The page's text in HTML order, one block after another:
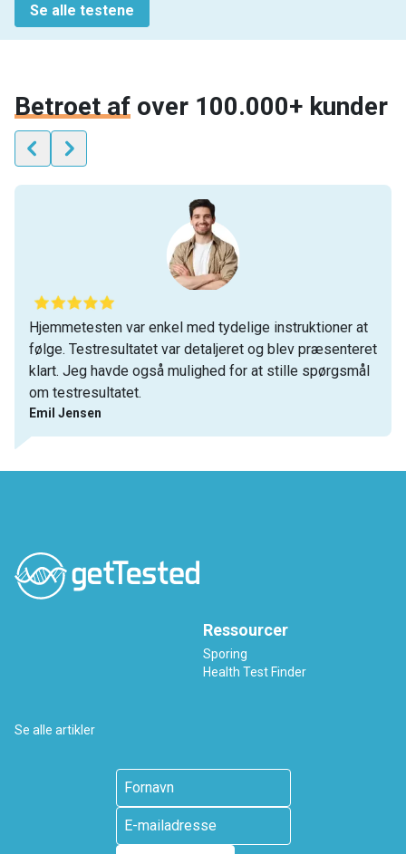
Se alle testene
Betroet af over 100.000+ kunder
Hjemmetesten var enkel med tydelige instruktioner at
følge. Testresultatet var detaljeret og blev præsenteret
klart. Jeg havde også mulighed for at stille spørgsmål
om testresultatet.
Emil Jensen
Ressourcer
Sporing
Health Test Finder
Se alle artikler